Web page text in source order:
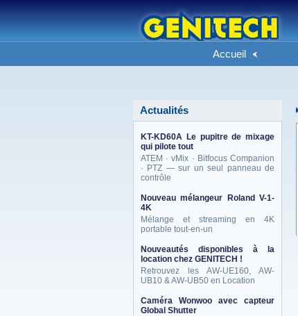
Accueil
Actualités
KT-KD60A Le pupitre de mixage
qui pilote tout
ATEM · vMix · Bitfocus Companion
· PTZ — sur un seul panneau de
contrôle
Nouveau mélangeur Roland V-1-
4K
Mélange et streaming en 4K
portable tout-en-un
Nouveautés disponibles à la
location chez GENITECH !
Retrouvez les AW-UE160, AW-
UB10 & AW-UB50 en Location
Caméra Wonwoo avec capteur
Global Shutter